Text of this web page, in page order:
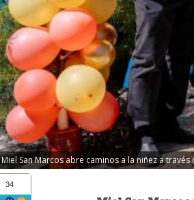
Miel San Marcos abre caminos a la niñez a
34